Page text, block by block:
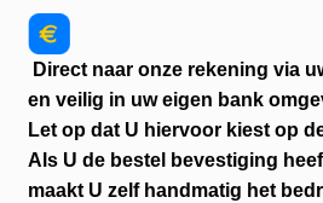
voorwaarden
Algemene voorwaarden
Privacy
Direct naar onze rekening via
en veilig in uw eigen bank
Let op dat U hiervoor kiest op
Als U de bestel bevestiging
maakt U zelf handmatig het